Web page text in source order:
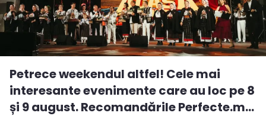
Petrece weekendul altfel! Cele mai
interesante evenimente care au loc pe 8
și 9 august. Recomandările Perfecte.m...